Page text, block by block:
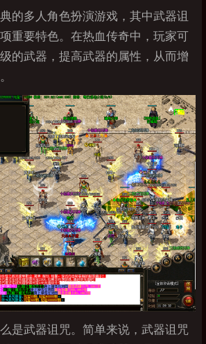
的多人角色扮演游戏，其中武器诅
重要特色。在热血传奇中，玩家可
的武器，提高武器的属性，从而增
是武器诅咒。简单来说，武器诅咒